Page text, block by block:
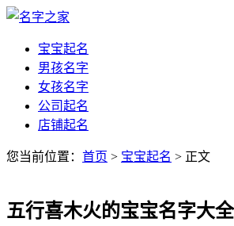
宝宝起名
男孩名字
女孩名字
公司起名
店铺起名
您当前位置： 首页 > 宝宝起名 > 正文
五行喜木火的宝宝名字大